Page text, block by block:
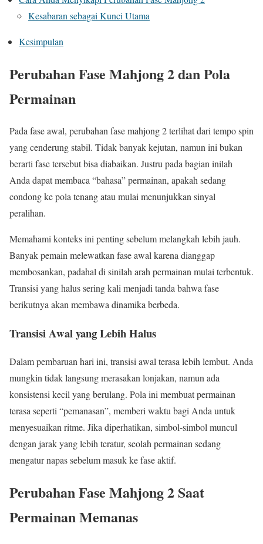
Kesabaran sebagai Kunci Utama
Kesimpulan
Perubahan Fase Mahjong 2 dan Pola
Permainan
Pada fase awal, perubahan fase mahjong 2 terlihat dari tempo spin
yang cenderung stabil. Tidak banyak kejutan, namun ini bukan
berarti fase tersebut bisa diabaikan. Justru pada bagian inilah
Anda dapat membaca “bahasa” permainan, apakah sedang
condong ke pola tenang atau mulai menunjukkan sinyal
peralihan.
Memahami konteks ini penting sebelum melangkah lebih jauh.
Banyak pemain melewatkan fase awal karena dianggap
membosankan, padahal di sinilah arah permainan mulai terbentuk.
Transisi yang halus sering kali menjadi tanda bahwa fase
berikutnya akan membawa dinamika berbeda.
Transisi Awal yang Lebih Halus
Dalam pembaruan hari ini, transisi awal terasa lebih lembut. Anda
mungkin tidak langsung merasakan lonjakan, namun ada
konsistensi kecil yang berulang. Pola ini membuat permainan
terasa seperti “pemanasan”, memberi waktu bagi Anda untuk
menyesuaikan ritme. Jika diperhatikan, simbol-simbol muncul
dengan jarak yang lebih teratur, seolah permainan sedang
mengatur napas sebelum masuk ke fase aktif.
Perubahan Fase Mahjong 2 Saat
Permainan Memanas